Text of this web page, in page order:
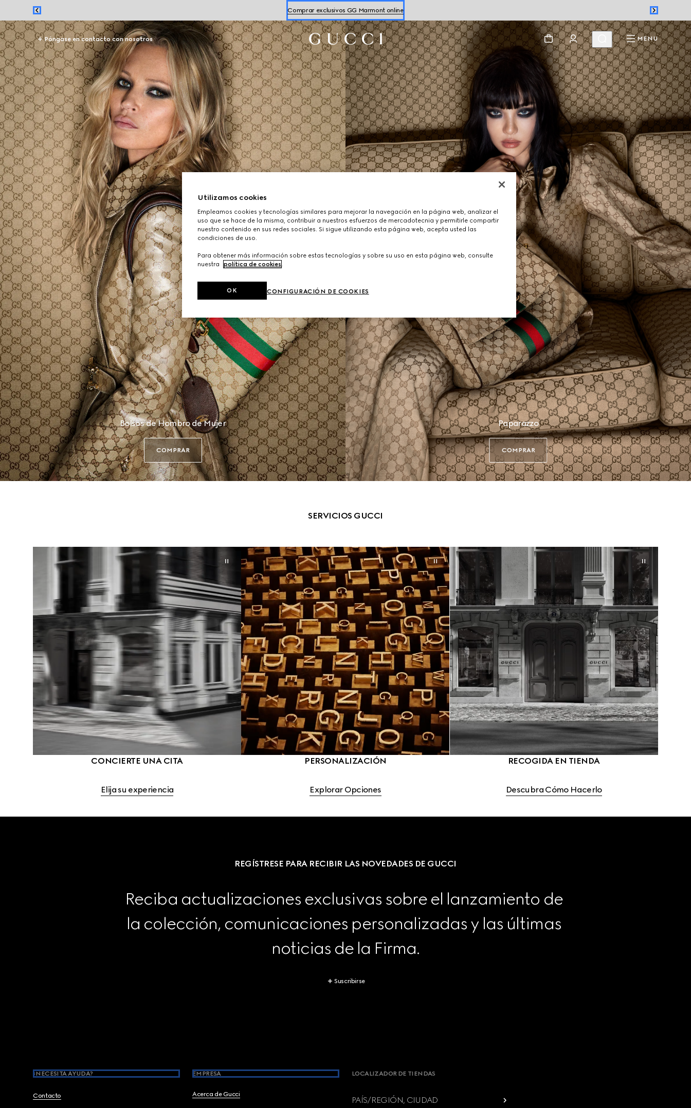
Comprar exclusivos GG Marmont online
Comprar zapatillas paramujeryhombre
Comprar exclusivos GG Marmont online
Póngase en contacto con nosotros MENU
Bolsos de Hombro de Mujer
COMPRAR
Paparazzo
COMPRAR
SERVICIOS GUCCI
CONCIERTE UNA CITA
Elija su experiencia
PERSONALIZACIÓN
Explorar Opciones
RECOGIDA EN TIENDA
Descubra Cómo Hacerlo
REGÍSTRESE PARA RECIBIR LAS NOVEDADES DE GUCCI
Reciba actualizaciones exclusivas sobre el lanzamiento de
la colección, comunicaciones personalizadas y las últimas
noticias de la Firma.
Suscribirse
¿NECESITA AYUDA?
Contacto
EMPRESA
Acerca de Gucci
LOCALIZADOR DE TIENDAS
PAÍS/REGIÓN, CIUDAD
Utilizamos cookies
Empleamos cookies y tecnologías similares para mejorar la navegación en la página web, analizar el
uso que se hace de la misma, contribuir a nuestros esfuerzos de mercadotecnia y permitirle compartir
nuestro contenido en sus redes sociales. Si sigue utilizando esta página web, acepta usted las
condiciones de uso.
Para obtener más información sobre estas tecnologías y sobre su uso en esta página web, consulte
nuestra
política de cookies.
CONFIGURACIÓN DE COOKIES
OK